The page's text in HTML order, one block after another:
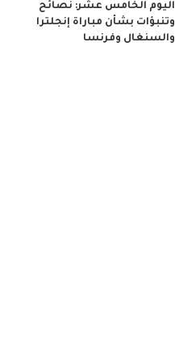
اليوم الخامس عشر: نصائح
وتنبؤات بشأن مباراة إنجلترا
والسنغال وفرنسا